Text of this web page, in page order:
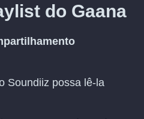
do Gaana
Soundiiz possa lê-la